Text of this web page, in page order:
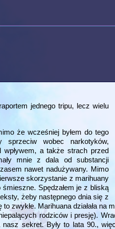
jednego tripu, lecz wielu
że wcześniej byłem do tego
sprzeciw wobec narkotyków,
a także strach przed
mnie z dala od substancji
nawet nadużywany. Mimo
skorzystanie z marihuany
śmieszne. Spędzałem je z bliską
żeby następnego dnia się z
zwykłe. Marihuana działała na
rodziców i presję).
nasz sekret. Były to lata 90.,